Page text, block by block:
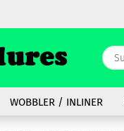
WOBBLER / INLINER